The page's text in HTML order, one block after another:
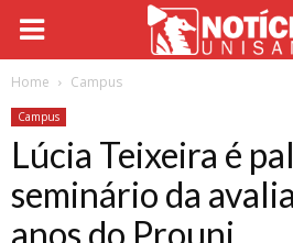
Home Campus
Campus
Lúcia Teixeira é
seminário da
anos do Prouni